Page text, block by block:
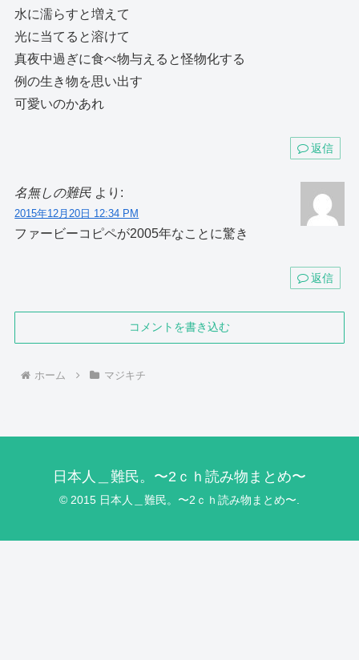
水に濡らすと増えて
光に当てると溶けて
真夜中過ぎに食べ物与えると怪物化する
例の生き物を思い出す
可愛いのかあれ
返信
名無しの難民 より:
2015年12月20日 12:34 PM
ファービーコピペが2005年なことに驚き
返信
コメントを書き込む
ホーム マジキチ
日本人＿難民。〜2ｃｈ読み物まとめ〜
© 2015 日本人＿難民。〜2ｃｈ読み物まとめ〜.